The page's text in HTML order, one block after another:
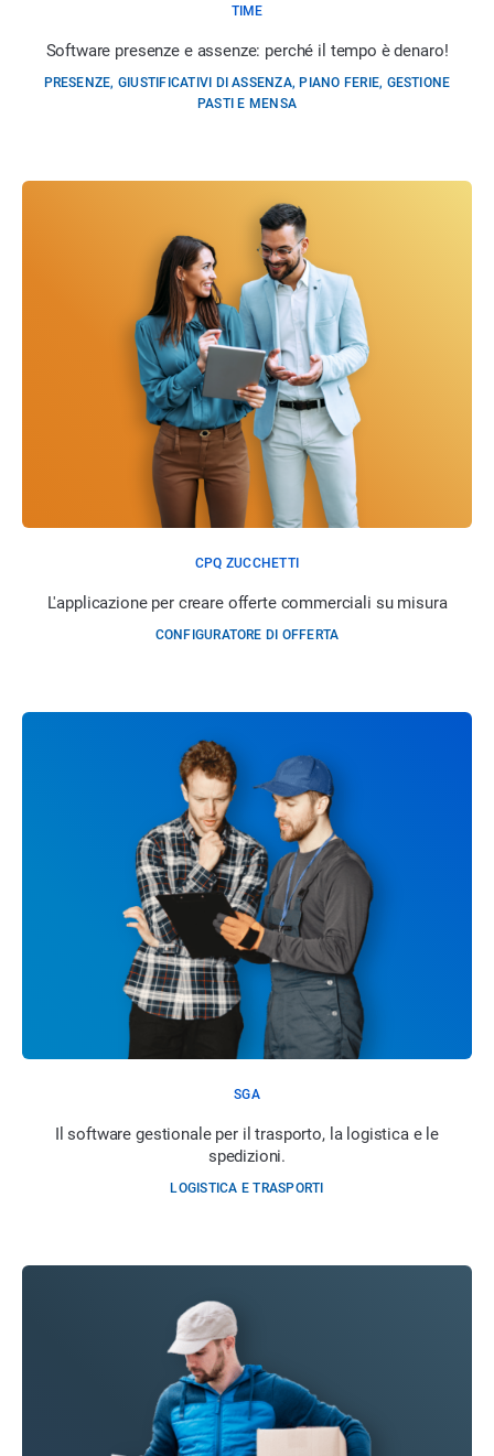
TIME
Software presenze e assenze: perché il tempo è denaro!
PRESENZE, GIUSTIFICATIVI DI ASSENZA, PIANO FERIE, GESTIONE
PASTI E MENSA
CPQ ZUCCHETTI
L'applicazione per creare offerte commerciali su misura
CONFIGURATORE DI OFFERTA
SGA
Il software gestionale per il trasporto, la logistica e le
spedizioni.
LOGISTICA E TRASPORTI